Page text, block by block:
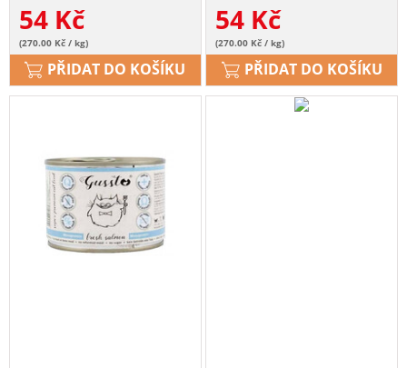
54 Kč
(270.00 Kč / kg)
PŘIDAT DO KOŠÍKU
54 Kč
(270.00 Kč / kg)
PŘIDAT DO KOŠÍKU